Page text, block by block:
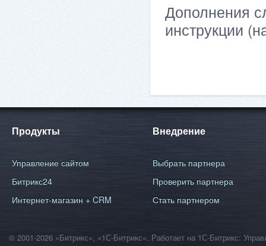
Дополнения
инструкции
Продукты
Управление сайтом
Битрикс24
Интернет-магазин + CRM
Внедрение
Выбрать партнера
Проверить партнера
Стать партнером
© 2001-2026 «Битрикс», «1С-Битрикс». Работает на 1С-Битрикс: